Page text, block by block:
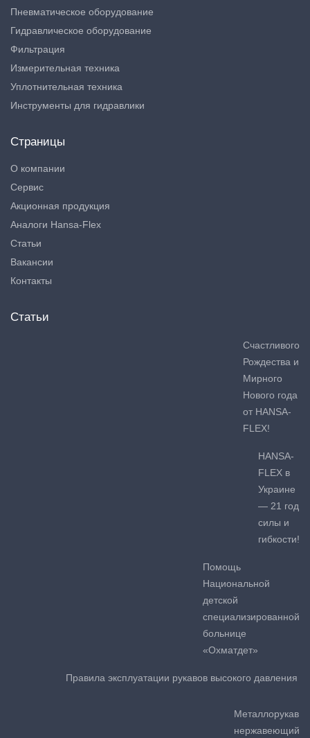
Пневматическое оборудование
Гидравлическое оборудование
Фильтрация
Измерительная техника
Уплотнительная техника
Инструменты для гидравлики
Страницы
О компании
Сервис
Акционная продукция
Аналоги Hansa-Flex
Статьи
Вакансии
Контакты
Статьи
Счастливого
Рождества и
Мирного
Нового года
от HANSA-
FLEX!
HANSA-
FLEX в
Украине
— 21 год
силы и
гибкости!
Помощь
Национальной
детской
специализированной
больнице
«Охматдет»
Правила эксплуатации рукавов высокого давления
Металлорукав
нержавеющий